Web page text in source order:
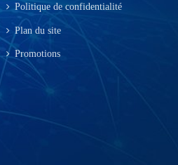
Politique de confidentialité
Plan du site
Promotions